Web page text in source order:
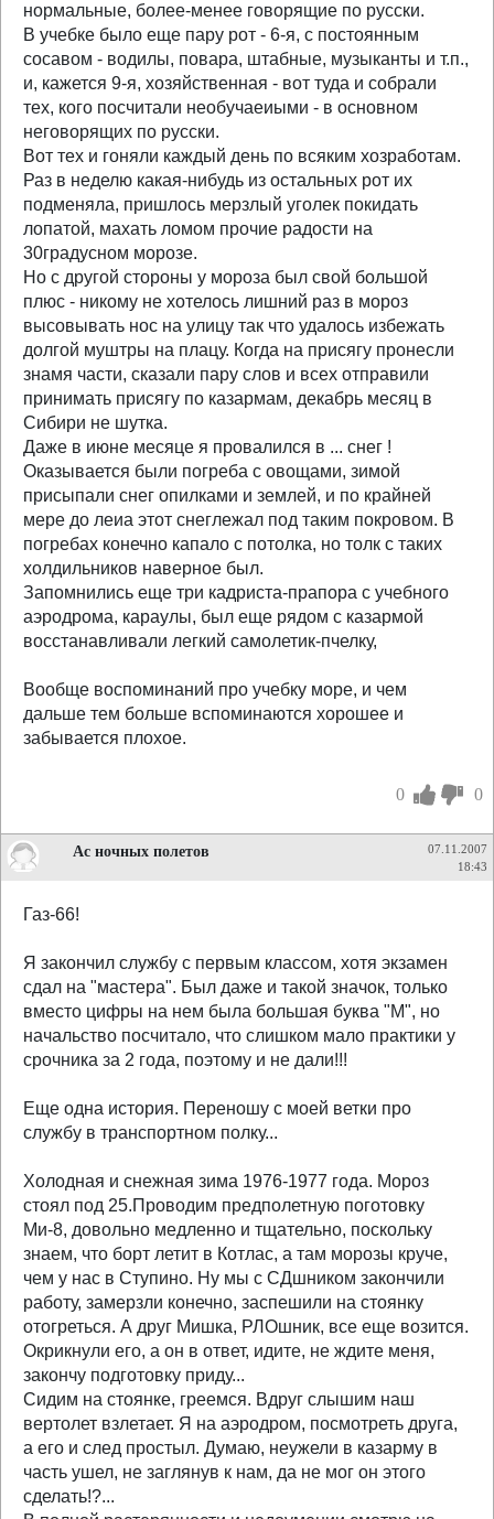
нормальные, более-менее говорящие по русски.
В учебке было еще пару рот - 6-я, с постоянным
сосавом - водилы, повара, штабные, музыканты и т.п.,
и, кажется 9-я, хозяйственная - вот туда и собрали
тех, кого посчитали необучаеиыми - в основном
неговорящих по русски.
Вот тех и гоняли каждый день по всяким хозработам.
Раз в неделю какая-нибудь из остальных рот их
подменяла, пришлось мерзлый уголек покидать
лопатой, махать ломом прочие радости на
30градусном морозе.
Но с другой стороны у мороза был свой большой
плюс - никому не хотелось лишний раз в мороз
высовывать нос на улицу так что удалось избежать
долгой муштры на плацу. Когда на присягу пронесли
знамя части, сказали пару слов и всех отправили
принимать присягу по казармам, декабрь месяц в
Сибири не шутка.
Даже в июне месяце я провалился в ... снег !
Оказывается были погреба с овощами, зимой
присыпали снег опилками и землей, и по крайней
мере до леиа этот снеглежал под таким покровом. В
погребах конечно капало с потолка, но толк с таких
холдильников наверное был.
Запомнились еще три кадриста-прапора с учебного
аэродрома, караулы, был еще рядом с казармой
восстанавливали легкий самолетик-пчелку,
Вообще воспоминаний про учебку море, и чем
дальше тем больше вспоминаются хорошее и
забывается плохое.
0 0
Ас ночных полетов
07.11.2007
18:43
Газ-66!
Я закончил службу с первым классом, хотя экзамен
сдал на "мастера". Был даже и такой значок, только
вместо цифры на нем была большая буква "М", но
начальство посчитало, что слишком мало практики у
срочника за 2 года, поэтому и не дали!!!
Еще одна история. Переношу с моей ветки про
службу в транспортном полку...
Холодная и снежная зима 1976-1977 года. Мороз
стоял под 25.Проводим предполетную поготовку
Ми-8, довольно медленно и тщательно, поскольку
знаем, что борт летит в Котлас, а там морозы круче,
чем у нас в Ступино. Ну мы с СДшником закончили
работу, замерзли конечно, заспешили на стоянку
отогреться. А друг Мишка, РЛОшник, все еще возится.
Окрикнули его, а он в ответ, идите, не ждите меня,
закончу подготовку приду...
Сидим на стоянке, греемся. Вдруг слышим наш
вертолет взлетает. Я на аэродром, посмотреть друга,
а его и след простыл. Думаю, неужели в казарму в
часть ушел, не заглянув к нам, да не мог он этого
сделать!?...